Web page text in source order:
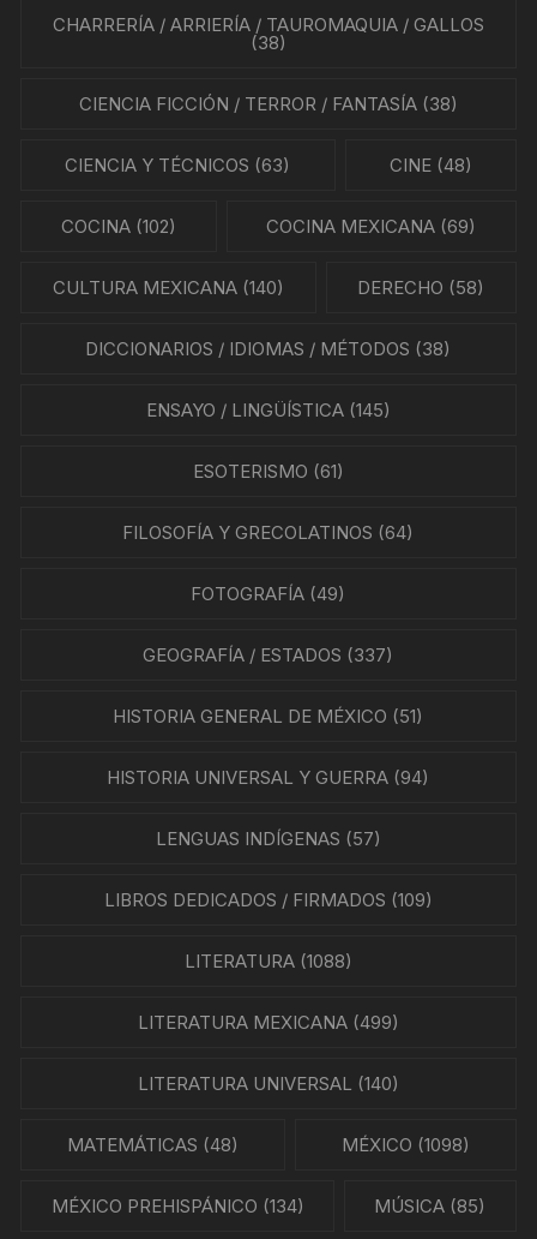
CHARRERÍA / ARRIERÍA / TAUROMAQUIA / GALLOS
(38)
CIENCIA FICCIÓN / TERROR / FANTASÍA(38)
CIENCIA Y TÉCNICOS (63) CINE(48)
COCINA(102) COCINA MEXICANA (69)
CULTURA MEXICANA(140) DERECHO (58)
DICCIONARIOS / IDIOMAS / MÉTODOS (38)
ENSAYO / LINGÜÍSTICA(145)
ESOTERISMO (61)
FILOSOFÍA Y GRECOLATINOS (64)
FOTOGRAFÍA (49)
GEOGRAFÍA / ESTADOS (337)
HISTORIA GENERAL DE MÉXICO (51)
HISTORIA UNIVERSAL Y GUERRA (94)
LENGUAS INDÍGENAS (57)
LIBROS DEDICADOS / FIRMADOS (109)
LITERATURA(1088)
LITERATURA MEXICANA(499)
LITERATURA UNIVERSAL (140)
MATEMÁTICAS (48) MÉXICO (1098)
MÉXICO PREHISPÁNICO (134) MÚSICA (85)